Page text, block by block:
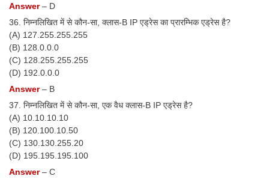
Answer– D
36. निम्नलिखित में से कौन-सा, क्लास-B IP एड्रेस का प्रारम्भिक एड्रेस है?
(A) 127.255.255.255
(B) 128.0.0.0
(C) 128.255.255.255
(D) 192.0.0.0
Answer– B
37. निम्नलिखित में से कौन-सा, एक वैध क्लास-B IP एड्रेस है?
(A) 10.10.10.10
(B) 120.100.10.50
(C) 130.130.255.20
(D) 195.195.195.100
Answer– C